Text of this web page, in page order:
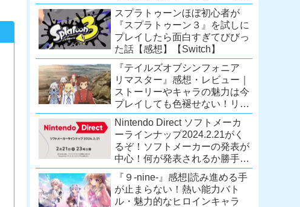
ムの傑作！（現在『逆転裁判
123 成歩堂セレクション』が配
信中）
スプラトゥーンほぼ初心者が
『スプラトゥーン３』を試しに
プレイしたら面白すぎてびびっ
た話【感想】【Switch】
『テイルズオブシンフォニア
リマスター』感想・レビュー｜
ストーリーやキャラの魅力は今
プレイしても色褪せない！リマ
スター内容に物足りなさはある
が、プレイする価値のあるシリ
ーズの人気作
【Switch/PS4/Xone】
Nintendo Direct ソフトメーカ
ーラインナップ2024.2.21がく
るぞ！ソフトメーカーの発表が
中心！何が発表されるか勝手に
予想！【ニンテンドーダイレク
ト予想】
『９-nine-』感想|読み進める手
が止まらない！熱い能力バト
ル・魅力的なヒロインキャラ